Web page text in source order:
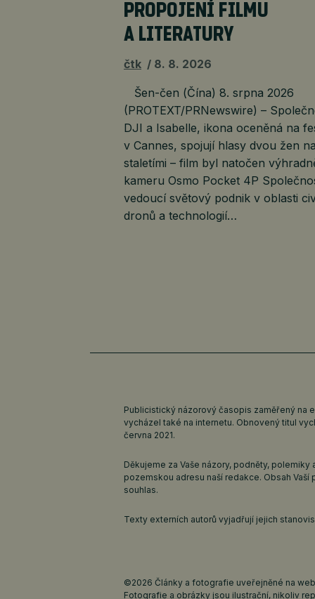
PROPOJENÍ FILMU
A LITERATURY
čtk 8. 8. 2026
Šen-čen (Čína) 8. srpna 2026
(PROTEXT/PRNewswire) –
DJI a Isabelle, ikona oceněná na
v Cannes, spojují hlasy dvou žen
staletími – film byl natočen
kameru Osmo Pocket 4P
vedoucí světový podnik v oblasti
dronů a technologií…
Publicistický názorový časopis zaměřený na
vycházel také na internetu. Obnovený titul
června 2021.
Děkujeme za Vaše názory, podněty,
pozemskou adresu naší redakce. Obsah
souhlas.
Texty externích autorů vyjadřují jejich
©2026 Články a fotografie uveřejněné na
Fotografie a obrázky jsou ilustrační, nikoliv